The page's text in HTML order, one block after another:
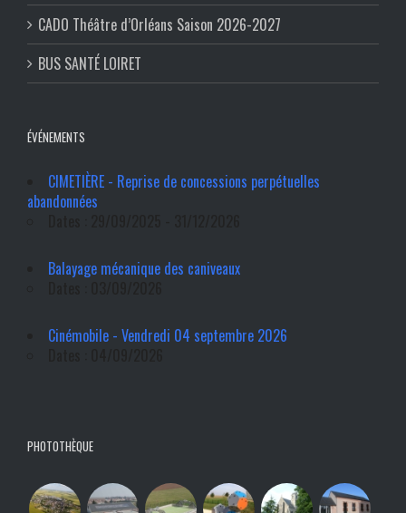
CADO Théâtre d’Orléans Saison 2026-2027
BUS SANTÉ LOIRET
ÉVÉNEMENTS
CIMETIÈRE - Reprise de concessions perpétuelles
abandonnées
Balayage mécanique des caniveaux
Cinémobile - Vendredi 04 septembre 2026
PHOTOTHÈQUE